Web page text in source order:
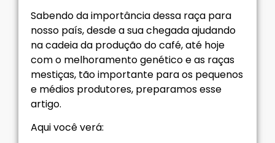
Sabendo da importância dessa raça para
nosso país, desde a sua chegada ajudando
na cadeia da produção do café, até hoje
com o melhoramento genético e as raças
mestiças, tão importante para os pequenos
e médios produtores, preparamos esse
artigo.
Aqui você verá: